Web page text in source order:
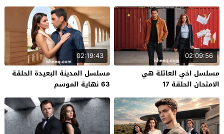
02:09:56
مسلسل اخي العائلة هي
الامتحان الحلقة 17
02:19:43
مسلسل المدينة البعيدة الحلقة
63 نهاية الموسم